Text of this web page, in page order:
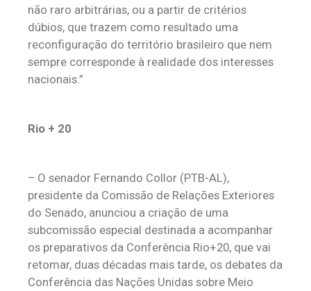
não raro arbitrárias, ou a partir de critérios
dúbios, que trazem como resultado uma
reconfiguração do território brasileiro que nem
sempre corresponde à realidade dos interesses
nacionais.”
Rio + 20
– O senador Fernando Collor (PTB-AL),
presidente da Comissão de Relações Exteriores
do Senado, anunciou a criação de uma
subcomissão especial destinada a acompanhar
os preparativos da Conferência Rio+20, que vai
retomar, duas décadas mais tarde, os debates da
Conferência das Nações Unidas sobre Meio